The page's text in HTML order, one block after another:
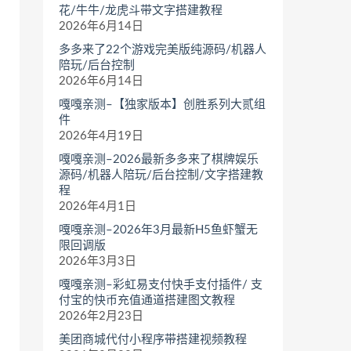
花/牛牛/龙虎斗带文字搭建教程
2026年6月14日
多多来了22个游戏完美版纯源码/机器人
陪玩/后台控制
2026年6月14日
嘎嘎亲测–【独家版本】创胜系列大贰组
件
2026年4月19日
嘎嘎亲测–2026最新多多来了棋牌娱乐
源码/机器人陪玩/后台控制/文字搭建教
程
2026年4月1日
嘎嘎亲测–2026年3月最新H5鱼虾蟹无
限回调版
2026年3月3日
嘎嘎亲测–彩虹易支付快手支付插件/ 支
付宝的快币充值通道搭建图文教程
2026年2月23日
美团商城代付小程序带搭建视频教程